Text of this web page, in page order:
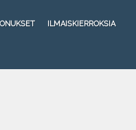
ILMAISKIERROKSIA